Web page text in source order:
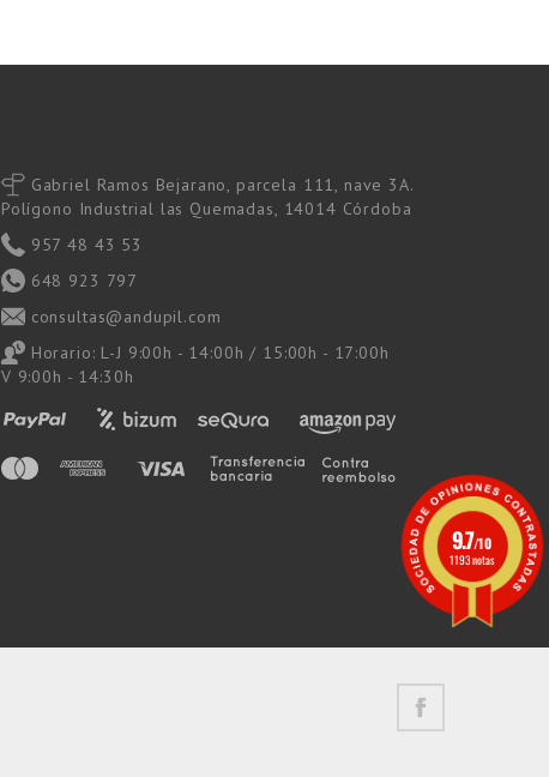
Gabriel Ramos Bejarano, parcela 111, nave 3A.
Polígono Industrial las Quemadas, 14014 Córdoba
957 48 43 53
648 923 797
consultas@andupil.com
Horario: L-J 9:00h - 14:00h / 15:00h - 17:00h
V 9:00h - 14:30h
9.7/10
1193 notas